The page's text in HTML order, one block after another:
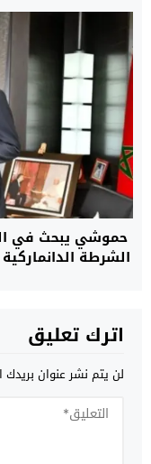
حموشي يبحث في
الشرطة
اترك تعليق
لن يتم نشر عنوان بريدك